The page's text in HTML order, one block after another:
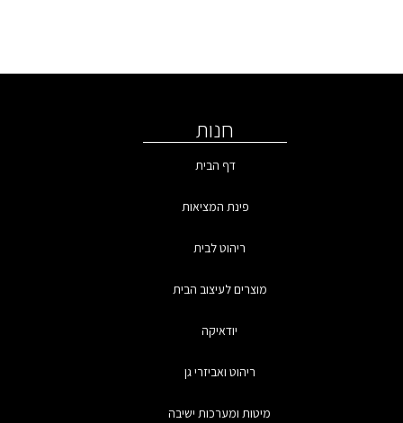
חנות
דף הבית
פינת המציאות
ריהוט לבית
מוצרים לעיצוב הבית
יודאיקה
ריהוט ואביזרי גן
מיטות ומערכות ישיבה